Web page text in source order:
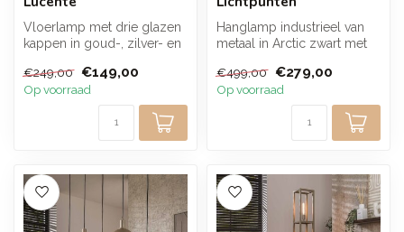
Vloerlamp met drie glazen
kappen in goud-, zilver- en
...
€249,00 €149,00
Op voorraad
Hanglamp industrieel van
metaal in Arctic zwart met
verschille...
€499,00 €279,00
Op voorraad